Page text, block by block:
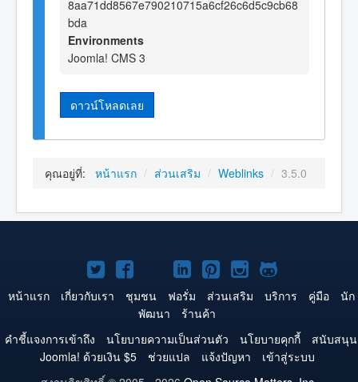
8aa71dd8567e790210715a6cf26c6d5c9cb68
bda
Environments
Joomla! CMS 3
ดาวน์โหลดเลย
คุณอยู่ที่: หน้าแรก / ส่วนเสริม / Weblinks / 3.5.0
Joomla!
บน
Twitter
Joomla!
บน
Facebook
Joomla!
บน
YouTube
Joomla!
บน
LinkedIn
Joomla!
บน
Pinterest
Joomla!
บน
Joomla!
บน
หน้าแรก เกี่ยวกับเรา ชุมชน ฟอรั่ม ส่วนเสริม บริการ คู่มือ
นัก
พัฒนา
ร้านค้า
คำชี้แจงการเข้าถึง
นโยบายความเป็นส่วนตัว นโยบายคุกกี้
สนับสนุน
Joomla! ด้วยเงิน $5
ช่วยแปล แจ้งปัญหา
เข้าสู่ระบบ